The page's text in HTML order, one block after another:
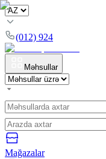
(012) 924
Məhsullar
Mağazalar